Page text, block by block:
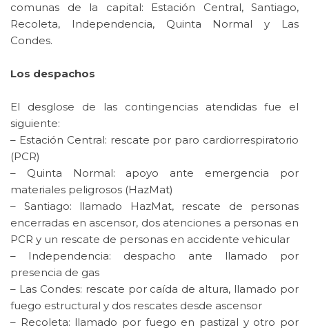
comunas de la capital: Estación Central, Santiago,
Recoleta, Independencia, Quinta Normal y Las
Condes.
Los despachos
El desglose de las contingencias atendidas fue el
siguiente:
– Estación Central: rescate por paro cardiorrespiratorio
(PCR)
– Quinta Normal: apoyo ante emergencia por
materiales peligrosos (HazMat)
– Santiago: llamado HazMat, rescate de personas
encerradas en ascensor, dos atenciones a personas en
PCR y un rescate de personas en accidente vehicular
– Independencia: despacho ante llamado por
presencia de gas
– Las Condes: rescate por caída de altura, llamado por
fuego estructural y dos rescates desde ascensor
– Recoleta: llamado por fuego en pastizal y otro por